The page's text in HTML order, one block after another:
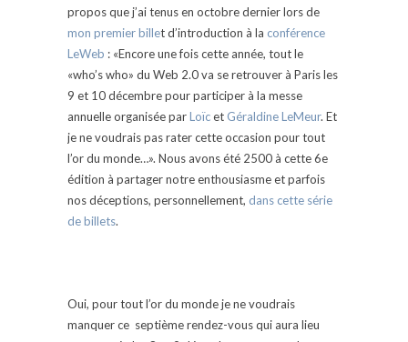
propos que j’ai tenus en octobre dernier lors de
mon premier billet d’introduction à la conférence
LeWeb : «Encore une fois cette année, tout le
«who’s who» du Web 2.0 va se retrouver à Paris les
9 et 10 décembre pour participer à la messe
annuelle organisée parLoïcet Géraldine LeMeur. Et
je ne voudrais pas rater cette occasion pour tout
l’or du monde…». Nous avons été 2500 à cette 6e
édition à partager notre enthousiasme et parfois
nos déceptions, personnellement, dans cette série
de billets.
Oui, pour tout l’or du monde je ne voudrais
manquer ce septième rendez-vous qui aura lieu